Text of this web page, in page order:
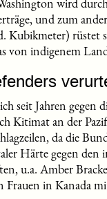
und zum
Kubikmeter) rüstet
von indigenem
seit Jahren
Kitimat an der
da die
Härte gegen den
u.a. Amber
in Kanada